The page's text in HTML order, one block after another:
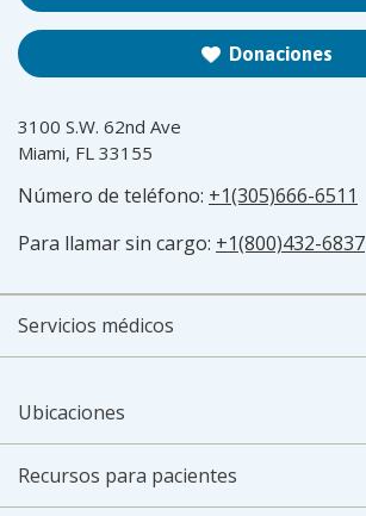
Donaciones
3100 S.W. 62nd Ave
Miami, FL 33155
Número de teléfono: +1(305)666-6511
Para llamar sin cargo: +1(800)432-6837
Servicios médicos
Ubicaciones
Recursos para pacientes